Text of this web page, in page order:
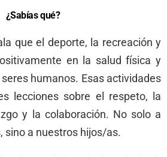
¿Sabías qué?
que el deporte, la recreación y
en la salud física y
humanos. Esas actividades
lecciones sobre el respeto, la
y la colaboración. No solo a
sino a nuestros hijos/as.